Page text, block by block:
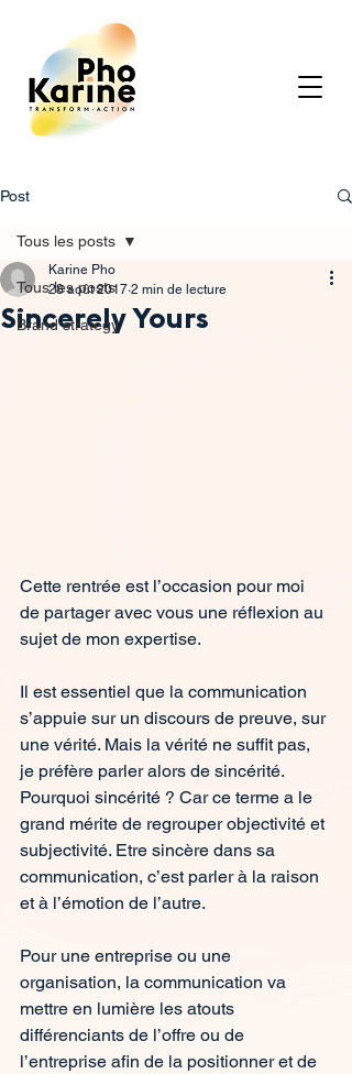
Post
Tous les posts
Brand strategy
Tous les posts
Sincerely Yours
Karine Pho
28 août 2017 2 min de lecture
Cette rentrée est l’occasion pour moi
de partager avec vous une réflexion au
sujet de mon expertise.
Il est essentiel que la communication
s’appuie sur un discours de preuve, sur
une vérité. Mais la vérité ne suffit pas,
je préfère parler alors de sincérité.
Pourquoi sincérité ? Car ce terme a le
grand mérite de regrouper objectivité et
subjectivité. Etre sincère dans sa
communication, c’est parler à la raison
et à l’émotion de l’autre.
Pour une entreprise ou une
organisation, la communication va
mettre en lumière les atouts
différenciants de l’offre ou de
l’entreprise afin de la positionner et de